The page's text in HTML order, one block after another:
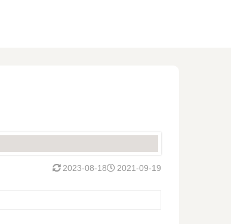
2021-09-19
2023-08-18